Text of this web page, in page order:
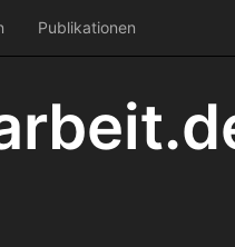
Publikationen